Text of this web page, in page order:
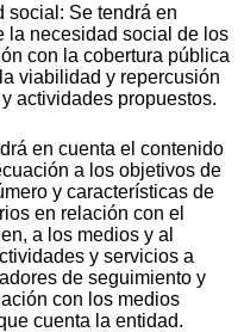
social: Se tendrá en
la necesidad social de los
con la cobertura pública
viabilidad y repercusión
actividades propuestos.
en cuenta el contenido
a los objetivos de
y características de
en relación con el
a los medios y al
y servicios a
de seguimiento y
con los medios
cuenta la entidad.